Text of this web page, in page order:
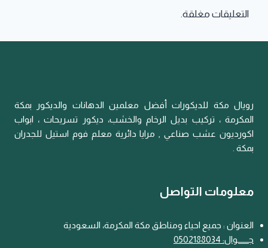
التعليقات مغلقة.
رويال مكة للديكورات أفضل معلمين الدهانات والديكور بمكة
المكرمة ، تركيب بديل الرخام والخشب، ديكور تسريحات ، ابواب
اكورديون عشب صناعي , مرايا دائرية معلم فوم استيل للجدران
بمكة .
معلومات التواصل
العنوان : جميع احياء ومناطق مكة المكرمة، السعودية
جـــ
ــوال: 0502188034